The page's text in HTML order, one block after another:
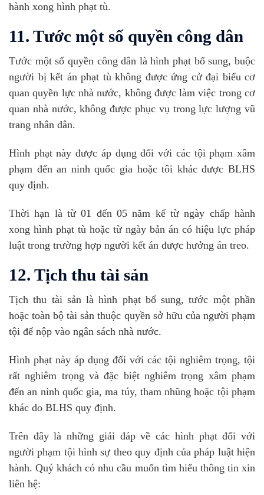
hành xong hình phạt tù.
11. Tước một số quyền công dân
Tước một số quyền công dân là hình phạt bổ sung, buộc
người bị kết án phạt tù không được ứng cử đại biểu cơ
quan quyền lực nhà nước, không được làm việc trong cơ
quan nhà nước, không được phục vụ trong lực lượng vũ
trang nhân dân.
Hình phạt này được áp dụng đối với các tội phạm xâm
phạm đến an ninh quốc gia hoặc tôi khác được BLHS
quy định.
Thời hạn là từ 01 đến 05 năm kể từ ngày chấp hành
xong hình phạt tù hoặc từ ngày bản án có hiệu lực pháp
luật trong trường hợp người kết án được hưởng án treo.
12. Tịch thu tài sản
Tịch thu tài sản là hình phạt bổ sung, tước một phần
hoặc toàn bộ tài sản thuộc quyền sở hữu của người phạm
tội để nộp vào ngân sách nhà nước.
Hình phạt này áp dụng đối với các tội nghiêm trọng, tội
rất nghiêm trọng và đặc biệt nghiêm trọng xâm phạm
đến an ninh quốc gia, ma túy, tham nhũng hoặc tội phạm
khác do BLHS quy định.
Trên đây là những giải đáp về các hình phạt đối với
người phạm tội hình sự theo quy định của pháp luật hiện
hành. Quý khách có nhu cầu muốn tìm hiểu thông tin xin
liên hệ: